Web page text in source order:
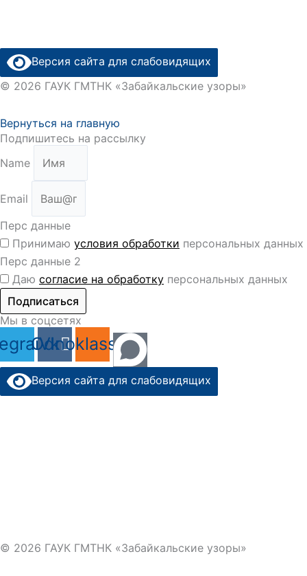
Версия сайта для слабовидящих
© 2026 ГАУК ГМТНК «Забайкальские узоры»
Вернуться на главную
Подпишитесь на рассылку
Name
Email
Перс данные
Принимаю условия обработки персональных данных
Перс данные 2
Даю согласие на обработку персональных данных
Подписаться
Мы в соцсетях
Vk
Odnoklassniki
Версия сайта для слабовидящих
© 2026 ГАУК ГМТНК «Забайкальские узоры»